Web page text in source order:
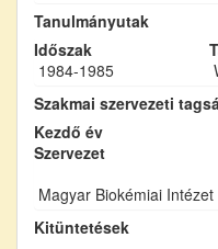
Tanulmányutak
Időszak
1984-1985
Szakmai szervezeti
Kezdő év
Szervezet
Magyar Biokémiai Intézet
Kitüntetések